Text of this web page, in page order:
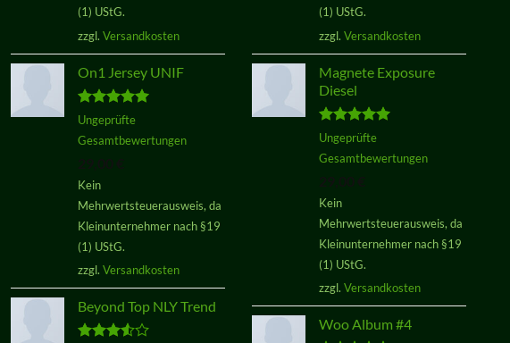
(1) UStG.
zzgl. Versandkosten
On1 Jersey UNIF
Bewertet
von 5
Ungeprüfte
Gesamtbewertungen
Kein
Mehrwertsteuerausweis, da
Kleinunternehmer nach §19
(1) UStG.
zzgl. Versandkosten
Beyond Top NLY Trend
(1) UStG.
zzgl. Versandkosten
Magnete Exposure
Diesel
Bewertet
von 5
Ungeprüfte
Gesamtbewertungen
Kein
Mehrwertsteuerausweis, da
Kleinunternehmer nach §19
(1) UStG.
zzgl. Versandkosten
Woo Album #4